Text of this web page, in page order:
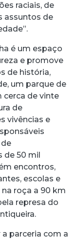
raciais, de
assuntos de
é um espaço
e promove
de história,
um parque de
cerca de vinte
de
vivências e
50 mil
encontros,
escolas e
roça a 90 km
represa do
a parceria com a